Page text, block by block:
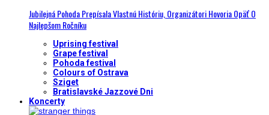
Jubilejná Pohoda Prepísala Vlastnú Históriu, Organizátori Hovoria Opäť O
Najlepšom Ročníku
Uprising festival
Grape festival
Pohoda festival
Colours of Ostrava
Sziget
Bratislavské Jazzové Dni
Koncerty